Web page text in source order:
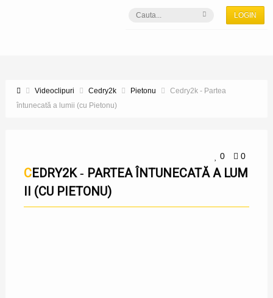
LOGIN
Videoclipuri Cedry2k Pietonu
Cedry2k ‑ Partea
întunecată a lumii (cu Pietonu)
0 0
CEDRY2K ‑ PARTEA ÎNTUNECATĂ A LUM
II (CU PIETONU)